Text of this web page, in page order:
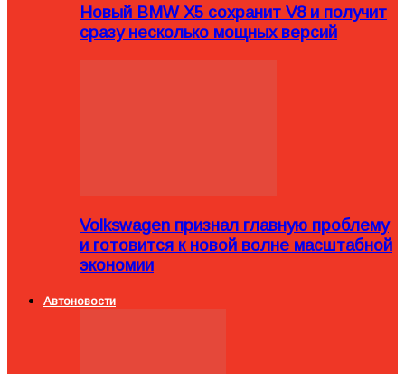
Новый BMW X5 сохранит V8 и получит
сразу несколько мощных версий
Volkswagen признал главную проблему
и готовится к новой волне масштабной
экономии
Автоновости